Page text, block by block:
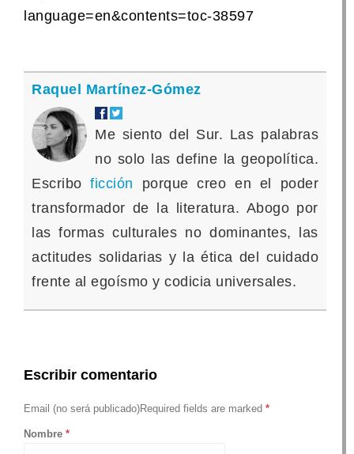
language=en&contents=toc-38597
Raquel Martínez-Gómez
Me siento del Sur. Las palabras
no solo las define la geopolítica.
Escriboficción porque creo en el poder
transformador de la literatura. Abogo por
las formas culturales no dominantes, las
actitudes solidarias y la ética del cuidado
frente al egoísmo y codicia universales.
Escribir comentario
Email (no será publicado)Required fields are marked *
Nombre *